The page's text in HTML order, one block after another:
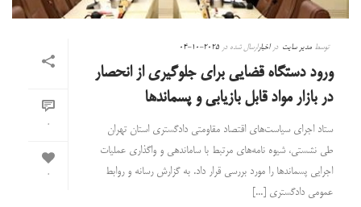
0
0
توسط مدیر سایت دراخبارارسال شده در 2025-10-04
ورود دستگاه قضایی برای جلوگیری از انحصار
در بازار مواد قابل بازیابی و پسماندها
ستاد اجرای سیاست‌های اقتصاد مقاومتی دادگستری استان تهران
طی نشستی، شیوه نامه‌های مرتبط با ساماندهی و واگذاری عملیات
اجرایی پسماندها را مورد بررسی قرار داد. به گزارش رسانه و روابط
عمومی دادگستری [...]